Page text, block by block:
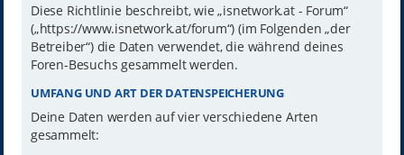
Diese Richtlinie beschreibt, wie „isnetwork.at - Forum“
(„https://www.isnetwork.at/forum“) (im Folgenden „der
Betreiber“) die Daten verwendet, die während deines
Foren-Besuchs gesammelt werden.
UMFANG UND ART DER DATENSPEICHERUNG
Deine Daten werden auf vier verschiedene Arten
gesammelt: